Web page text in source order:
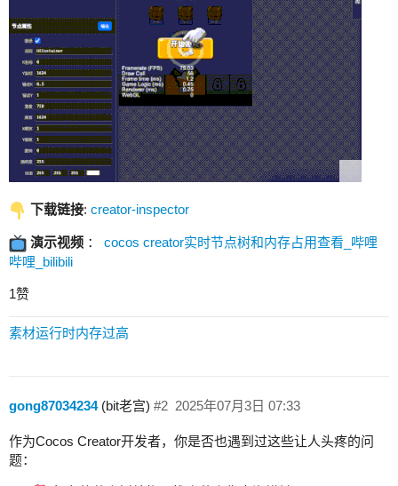
下载链接: creator-inspector
演示视频 ： cocos creator实时节点树和内存占用查看_哔哩
哔哩_bilibili
1赞
素材运行时内存过高
gong87034234(bit老宫) 2025年07月3日 07:33
#2
作为Cocos Creator开发者，你是否也遇到过这些让人头疼的问
题：